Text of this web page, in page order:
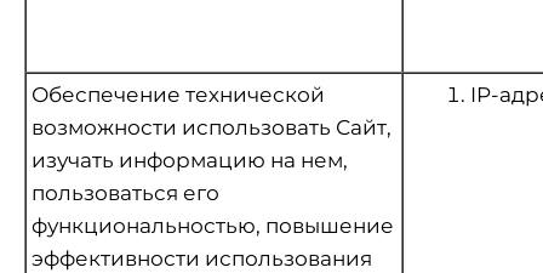
Обеспечение технической
возможности использовать Сайт,
изучать информацию на нем,
пользоваться его
функциональностью, повышение
эффективности использования
IP-